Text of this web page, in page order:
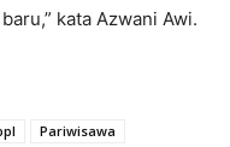
kata Azwani Awi.
Pariwisawa